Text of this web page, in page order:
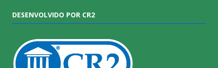
DESENVOLVIDO POR CR2